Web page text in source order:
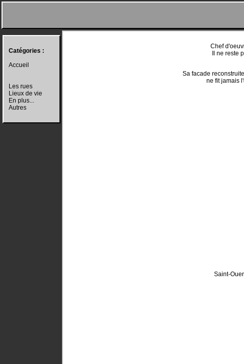
Chef
Il ne reste
Sa facade
ne fit jamais
Saint-
Catégories :
Accueil
Les rues
Lieux de vie
En plus...
Autres